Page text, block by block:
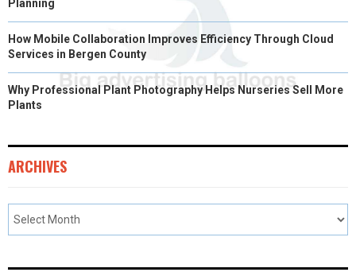
Planning
How Mobile Collaboration Improves Efficiency Through Cloud
Services in Bergen County
Why Professional Plant Photography Helps Nurseries Sell More
Plants
ARCHIVES